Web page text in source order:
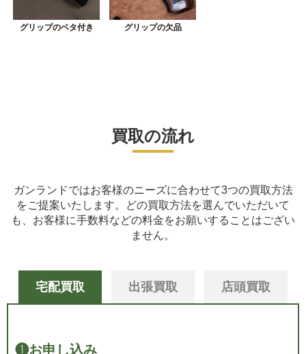
グリップのベタ付き グリップの欠品
買取の流れ
ガンランドではお客様のニーズに合わせて3つの買取方法
をご提案いたします。
どの買取方法を選んでいただいて
も、お客様に手数料などの料金をお願いすることはござい
ません。
宅配買取 出張買取 店頭買取
❶お申し込み